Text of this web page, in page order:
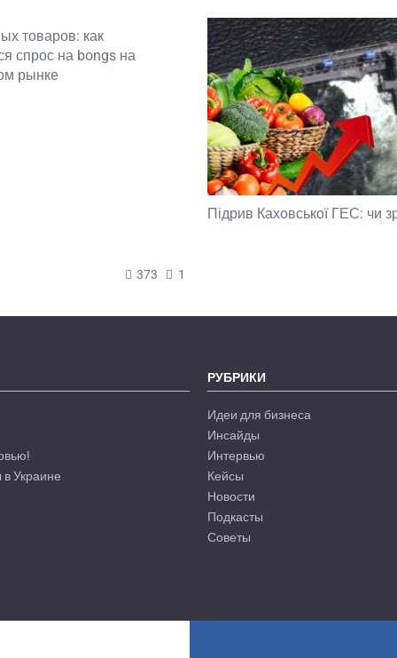
товаров: как
спрос на bongs на
рынке
373 1
Підрив Каховської ГЕС: чи
в Украине
РУБРИКИ
Идеи для бизнеса
Инсайды
Интервью
Кейсы
Новости
Подкасты
Советы